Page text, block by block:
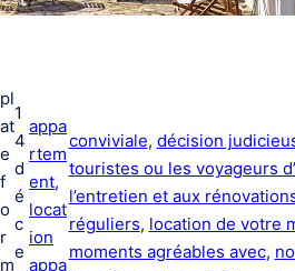
pl
at
e
f
o
r
m
1
4
d
é
c
e
appa
rtem
ent
locat
ion
appa
conviviale, décision
touristes ou les voyageurs
l’entretien et aux
réguliers, location de votre
moments agréables avec,